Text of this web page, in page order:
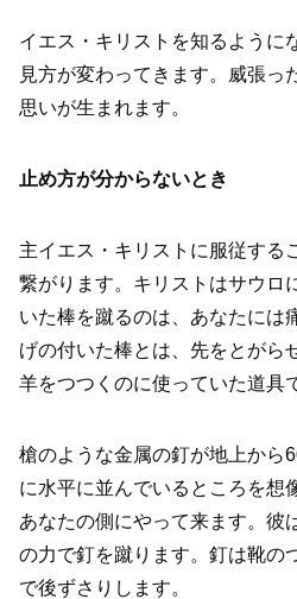
イエス・キリストを知るように
見方が変わってきます。威張っ
思いが生まれます。
止め方が分からないとき
主イエス・キリストに服従する
繋がります。キリストはサウロ
いた棒を蹴るのは、あなたには
げの付いた棒とは、先をとがら
羊をつつくのに使っていた道具
槍のような金属の釘が地上から
に水平に並んでいるところを想
あなたの側にやって来ます。彼
の力で釘を蹴ります。釘は靴の
で後ずさりします。